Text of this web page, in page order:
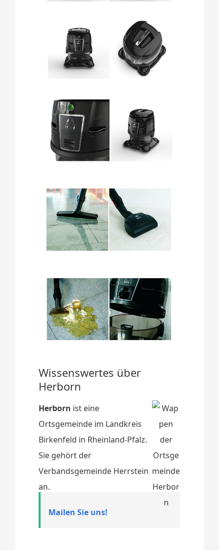
Wissenswertes über
Herborn
Herborn ist eine
Ortsgemeinde im Landkreis
Birkenfeld in Rheinland-Pfalz.
Sie gehört der
Verbandsgemeinde Herrstein
an.
Mailen Sie uns!